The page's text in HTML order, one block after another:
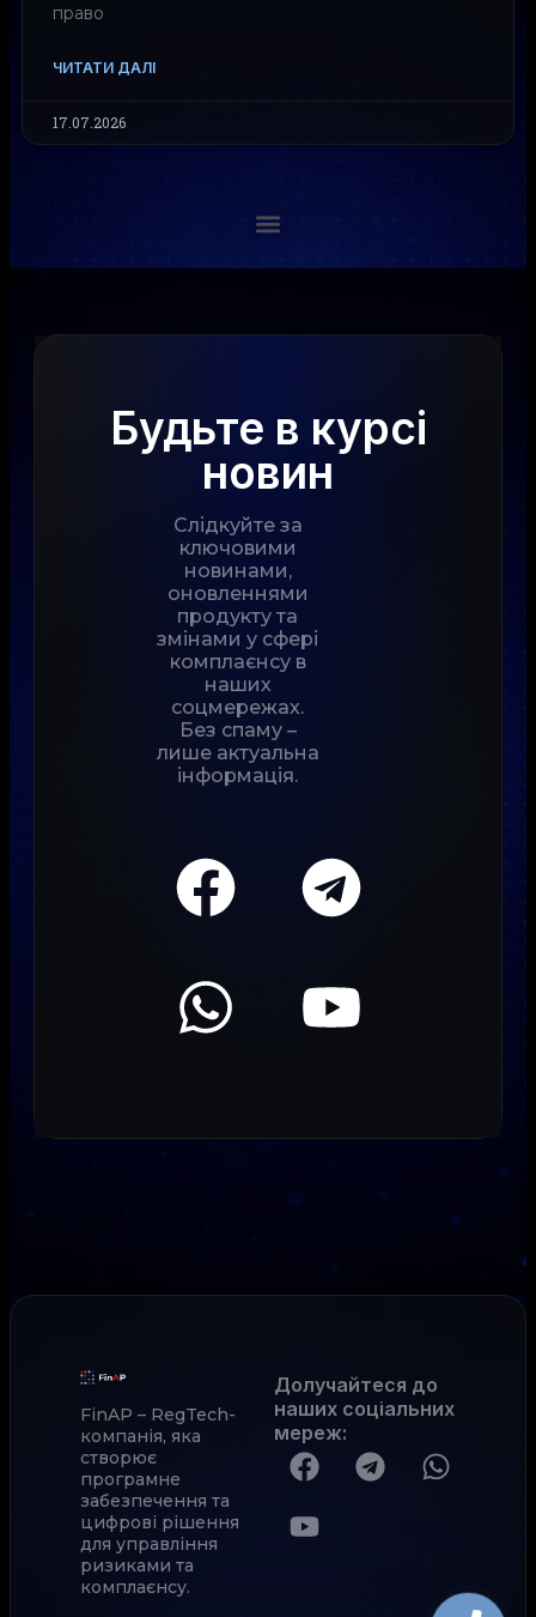
право
ЧИТАТИ ДАЛІ
17.07.2026
Будьте в курсі
новин
Слідкуйте за
ключовими
новинами,
оновленнями
продукту та
змінами у сфері
комплаєнсу в
наших
соцмережах.
Без спаму –
лише актуальна
інформація.
FinAP – RegTech-
компанія, яка
створює
програмне
забезпечення та
цифрові рішення
для управління
ризиками та
комплаєнсу.
Долучайтеся до
наших соціальних
мереж: